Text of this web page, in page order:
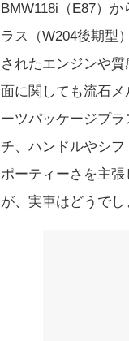
BMW118i（E87）
ラス（W204後期型
されたエンジンや
面に関しても流石
ーツパッケージプ
チ、ハンドルやシ
ポーティーさを主
が、実車はどうでし